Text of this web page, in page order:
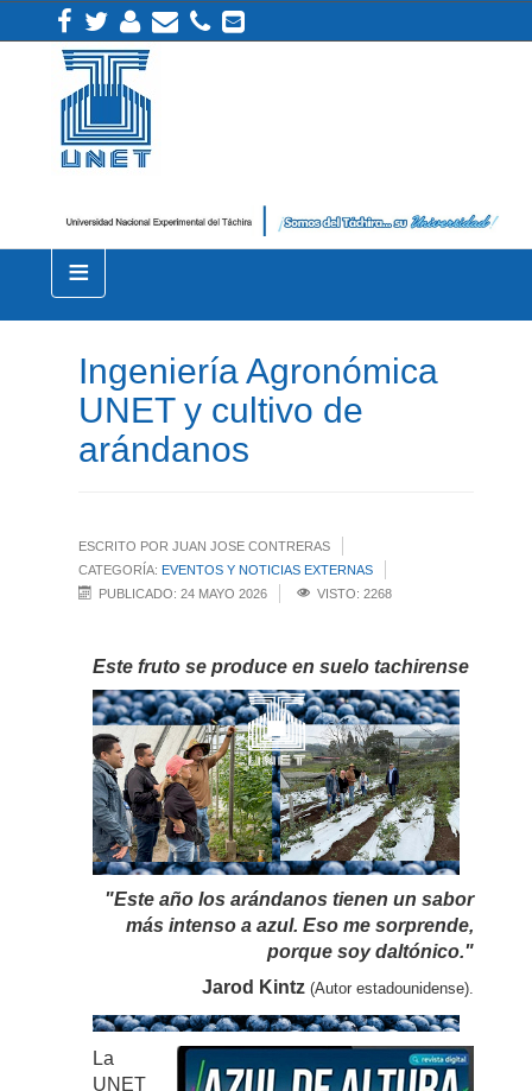
≡
Ingeniería Agronómica
UNET y cultivo de
arándanos
ESCRITO POR JUAN JOSE CONTRERAS
CATEGORÍA: EVENTOS Y NOTICIAS EXTERNAS
PUBLICADO: 24 MAYO 2026
VISTO: 2268
Este fruto se produce en suelo tachirense
"Este año los arándanos tienen un sabor
más intenso a azul. Eso me sorprende,
porque soy daltónico."
Jarod Kintz (Autor estadounidense).
La
UNET